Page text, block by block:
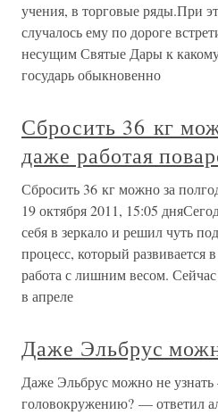
учения, в торговые ряды.При
случалось ему по дороге
несущим Святые Дары к
государь обыкновенно
Сбросить 36 кг
даже работая
Сбросить 36 кг можно за
19 октября 2011, 15:05
себя в зеркало и решил чуть
процесс, который развивается
работа с лишним весом.
в апреле
Даже Эльбрус
Даже Эльбрус можно не
головокружению? — ответил